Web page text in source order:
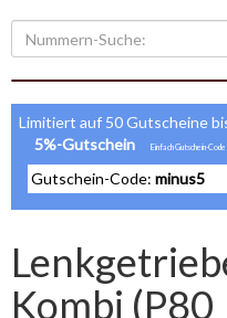
Limitiert auf 50 Gutscheine
5%-Gutschein
Gutschein-Code: minus5
Kombi